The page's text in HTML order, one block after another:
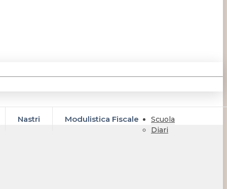
Nastri Modulistica Fiscale
Scuola
Diari